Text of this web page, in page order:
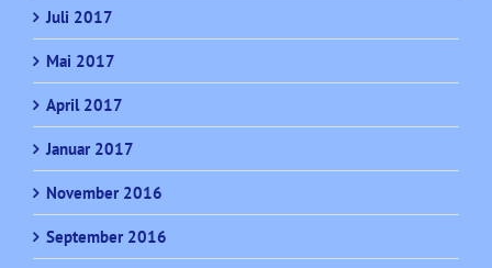
Juli 2017
Mai 2017
April 2017
Januar 2017
November 2016
September 2016